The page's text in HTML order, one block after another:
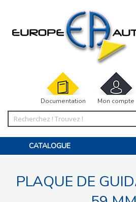
Documentation Mon compte
CATALOGUE
MOTORISATIONS
ACCESSOIRES ET
PLAQUE DE